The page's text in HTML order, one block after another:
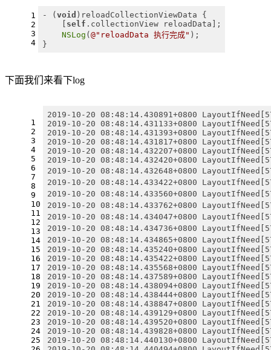
1
2
3
4
- ( void )reloadCollectionViewData {
self .collectionView reloadData];
NSLog ( @"reloadData 执行完成" );
}
下面我们来看下log
1
2
3
4
5
6
7
8
9
10
11
12
13
14
15
16
17
18
19
20
21
22
23
24
25
2019-10-20 08:48:14.430891+0800
2019-10-20 08:48:14.431133+0800
2019-10-20 08:48:14.431393+0800
2019-10-20 08:48:14.431817+0800
2019-10-20 08:48:14.432207+0800
2019-10-20 08:48:14.432420+0800
2019-10-20 08:48:14.432648+0800
2019-10-20 08:48:14.433422+0800
2019-10-20 08:48:14.433560+0800
2019-10-20 08:48:14.433762+0800
2019-10-20 08:48:14.434047+0800
2019-10-20 08:48:14.434736+0800
2019-10-20 08:48:14.434865+0800
2019-10-20 08:48:14.435240+0800
2019-10-20 08:48:14.435422+0800
2019-10-20 08:48:14.435568+0800
2019-10-20 08:48:14.437589+0800
2019-10-20 08:48:14.438094+0800
2019-10-20 08:48:14.438444+0800
2019-10-20 08:48:14.438847+0800
2019-10-20 08:48:14.439129+0800
2019-10-20 08:48:14.439520+0800
2019-10-20 08:48:14.439828+0800
2019-10-20 08:48:14.440130+0800